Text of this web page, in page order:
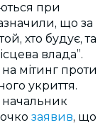
при
що за
хто будує, та
влада”.
на мітинг проти
укриття.
начальник
заявив, що